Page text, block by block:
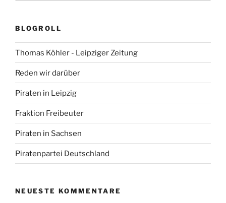
BLOGROLL
Thomas Köhler - Leipziger Zeitung
Reden wir darüber
Piraten in Leipzig
Fraktion Freibeuter
Piraten in Sachsen
Piratenpartei Deutschland
NEUESTE KOMMENTARE